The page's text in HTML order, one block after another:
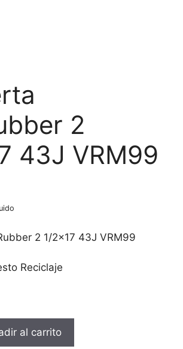
2
43J VRM99
2 1/2×17 43J VRM99
Reciclaje
al carrito